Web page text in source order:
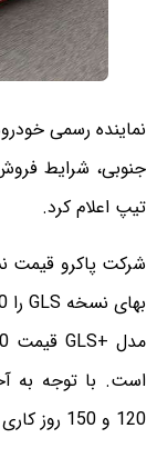
نماینده رسمی
تیپ اعلام کرد.
است. با توجه به
120 و 150 روز کاری اعلام شده است.